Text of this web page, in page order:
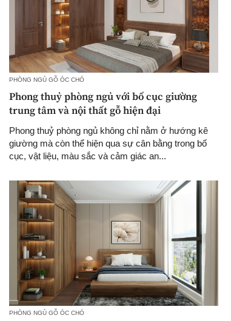
PHÒNG NGỦ GỖ ÓC CHÓ
Phong thuỷ phòng ngủ với bố cục giường
trung tâm và nội thất gỗ hiện đại
Phong thuỷ phòng ngủ không chỉ nằm ở hướng kê
giường mà còn thể hiện qua sự cân bằng trong bố
cục, vật liệu, màu sắc và cảm giác an...
PHÒNG NGỦ GỖ ÓC CHÓ